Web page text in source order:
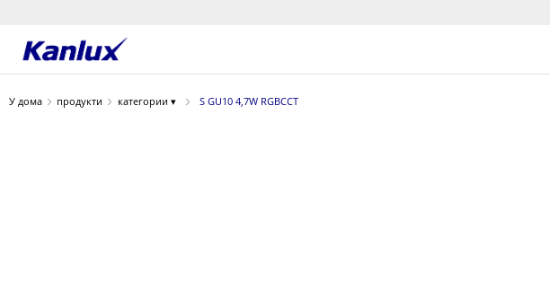
Strona
Kanlux
У дома продукти категории ▾ S GU10 4,7W RGBCCT